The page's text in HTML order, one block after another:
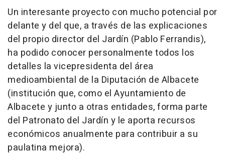
Un interesante proyecto con mucho potencial por
delante y del que, a través de las explicaciones
del propio director del Jardín (Pablo Ferrandis),
ha podido conocer personalmente todos los
detalles la vicepresidenta del área
medioambiental de la Diputación de Albacete
(institución que, como el Ayuntamiento de
Albacete y junto a otras entidades, forma parte
del Patronato del Jardín y le aporta recursos
económicos anualmente para contribuir a su
paulatina mejora).